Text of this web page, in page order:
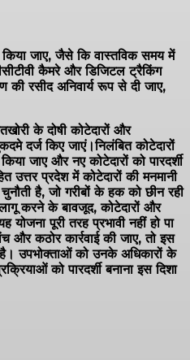
जाए, जैसे कि वास्तविक समय में
कैमरे और डिजिटल ट्रैकिंग
की रसीद अनिवार्य रूप से दी जाए,
के दोषी कोटेदारों और
दर्ज किए जाएं।निलंबित कोटेदारों
जाए और नए कोटेदारों को पारदर्शी
प्रदेश में कोटेदारों की मनमानी
है, जो गरीबों के हक को छीन रही
लागू करने के बावजूद, कोटेदारों और
पूरी तरह प्रभावी नहीं हो पा
और कठोर कार्रवाई की जाए, तो इस
उपभोक्ताओं को उनके अधिकारों के
को पारदर्शी बनाना इस दिशा